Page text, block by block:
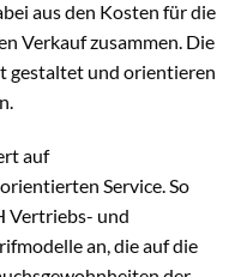
aus den Kosten für die
Verkauf zusammen. Die
gestaltet und orientieren
auf
Service. So
Vertriebs- und
an, die auf die